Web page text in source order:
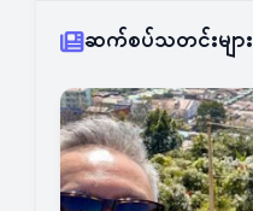
ဆက်စပ်သတင်းများ